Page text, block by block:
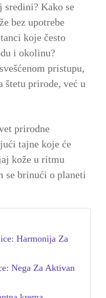
sredini? Kako se
bez upotrebe
koje često
i okolinu?
pristupu,
štetu prirode, već u
prirodne
tajne koje će
kože u ritmu
se brinući o planeti
Harmonija Za
Nega Za Aktivan